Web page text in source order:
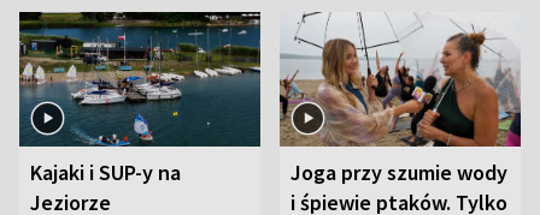
Kajaki i SUP-y na
Jeziorze
Joga przy szumie wody
i śpiewie ptaków. Tylko